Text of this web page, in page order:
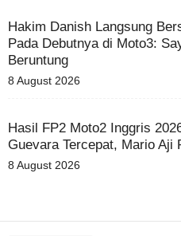
Hakim Danish Langsung
Pada Debutnya di Moto3:
Beruntung
8 August 2026
Hasil FP2 Moto2 Inggris
Guevara Tercepat, Mario Aji
8 August 2026